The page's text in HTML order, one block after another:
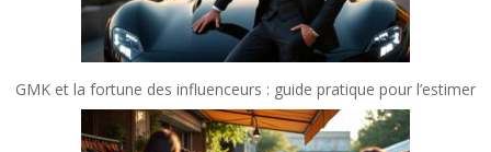
GMK et la fortune des influenceurs : guide pratique pour l’estimer